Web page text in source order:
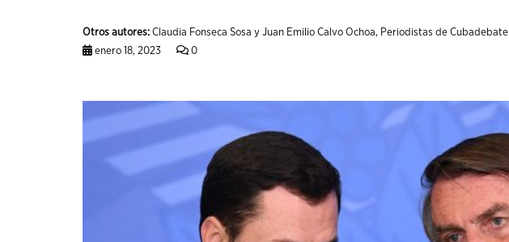
Otros autores: Claudia Fonseca Sosa y Juan Emilio Calvo Ochoa, Periodistas de Cubadebate
enero 18, 2023
0